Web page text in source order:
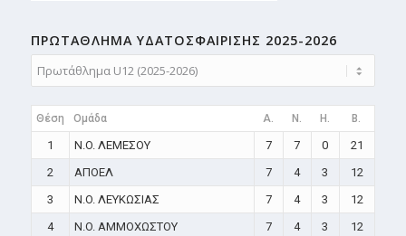
ΠΡΩΤΑΘΛΗMA ΥΔΑΤΟΣΦΑΙΡΙΣΗΣ 2025-2026
Θέση Ομάδα A. N. H. B.
1 N.O. ΛΕΜΕΣΟΥ 7 7 0
21
2
ΑΠΟΕΛ 7 4 3
12
3
N.O. ΛΕΥΚΩΣΙΑΣ 7 4 3
12
4
N.O. ΑΜΜΟΧΩΣΤΟΥ 7 4 3
12